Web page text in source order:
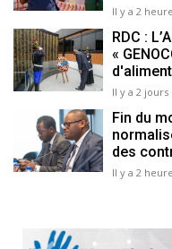
Il y a 2
RDC :
«
Il y a 2 jours
Fin du
des
Il y a 2